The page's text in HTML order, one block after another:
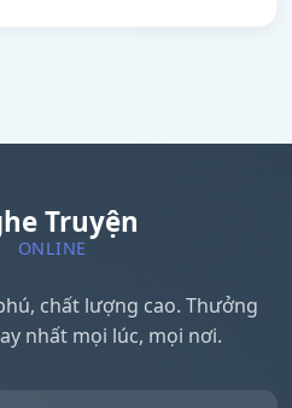
Truyện
ONLINE
chất lượng cao. Thưởng
nhất mọi lúc, mọi nơi.